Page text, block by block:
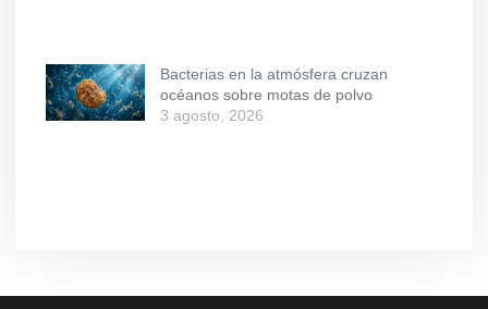
Bacterias en la atmósfera cruzan
océanos sobre motas de polvo
3 agosto, 2026